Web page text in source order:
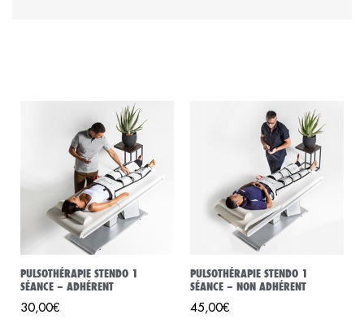
PULSOTHÉRAPIE STENDO 1
SÉANCE – ADHÉRENT
30,00€
PULSOTHÉRAPIE STENDO 1
SÉANCE – NON ADHÉRENT
45,00€